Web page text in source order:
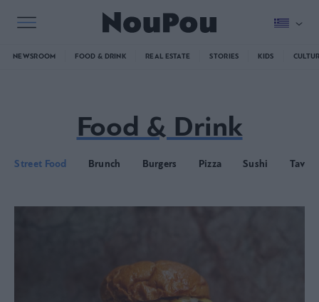
NEWSROOM FOOD & DRINK REAL ESTATE STORIES KIDS
Food & Drink
Street Food Brunch Burgers Pizza Sushi